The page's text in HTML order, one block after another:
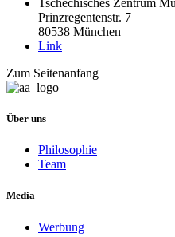
Tschechisches Zentrum
Prinzregentenstr. 7
80538 München
Link
Zum Seitenanfang
Über uns
Philosophie
Team
Media
Werbung